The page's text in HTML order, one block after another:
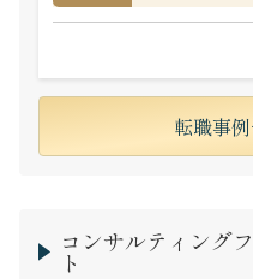
転職事
コンサルティング
ト